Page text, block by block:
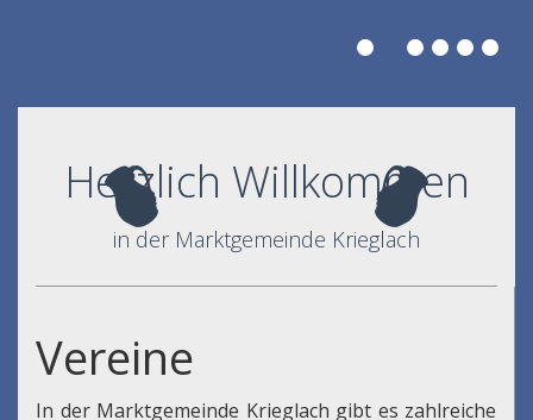
Herzlich Willkommen
in der Marktgemeinde Krieglach
Vereine
In der Marktgemeinde Krieglach gibt es zahlreiche